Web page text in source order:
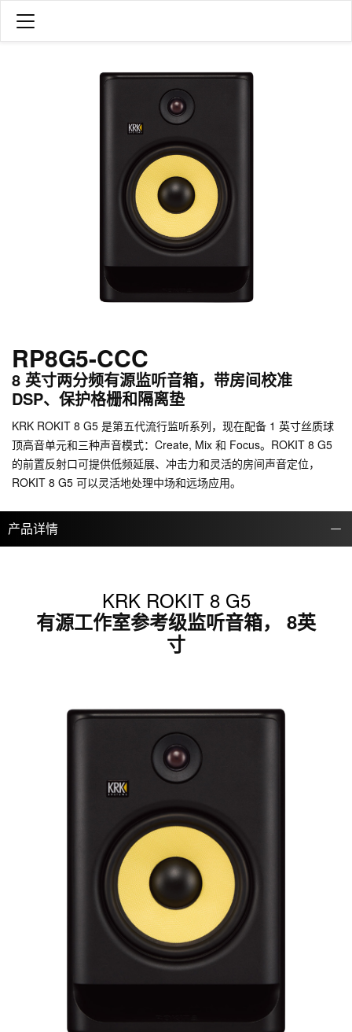
RP8G5-CCC
8 英寸两分频有源监听音箱，带房间校准
DSP、保护格栅和隔离垫
KRK ROKIT 8 G5 是第五代流行监听系列，现在配备 1 英寸丝质球
顶高音单元和三种声音模式：Create, Mix 和 Focus。ROKIT 8 G5
的前置反射口可提供低频延展、冲击力和灵活的房间声音定位，
ROKIT 8 G5 可以灵活地处理中场和远场应用。
产品详情
KRK ROKIT 8 G5
有源工作室参考级监听音箱， 8英
寸